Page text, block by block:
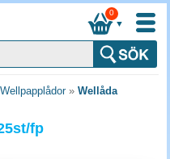
▼
0
Wellpapplådor» Wellåda
fp